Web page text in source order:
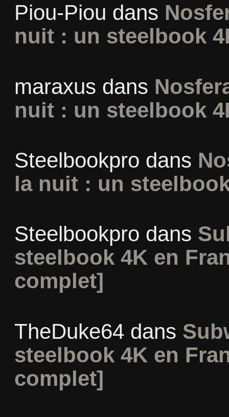
Piou-Piou dans
nuit : un steelbook
maraxus dans
nuit : un steelbook
Steelbookpro dans
la nuit : un
Steelbookpro dans
steelbook 4K en
complet]
TheDuke64dans
steelbook 4K en
complet]